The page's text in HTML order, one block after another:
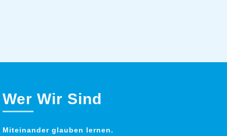
Wer Wir Sind
Miteinander glauben lernen.